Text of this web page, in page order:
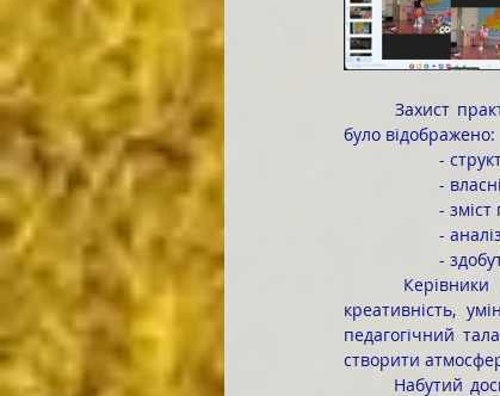
було відображено:
-
-
-
-
-
креативність,
педагогічний
створити